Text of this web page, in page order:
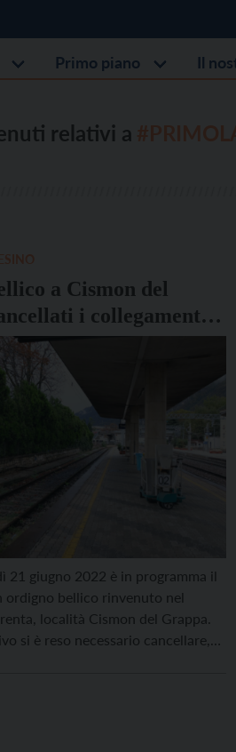
Primo piano Il
relativi a
a Cismon del
i collegamenti
e Bassano
21 giugno 2022 è in programma il
ordigno bellico rinvenuto nel
località Cismon del Grappa.
si è reso necessario cancellare,